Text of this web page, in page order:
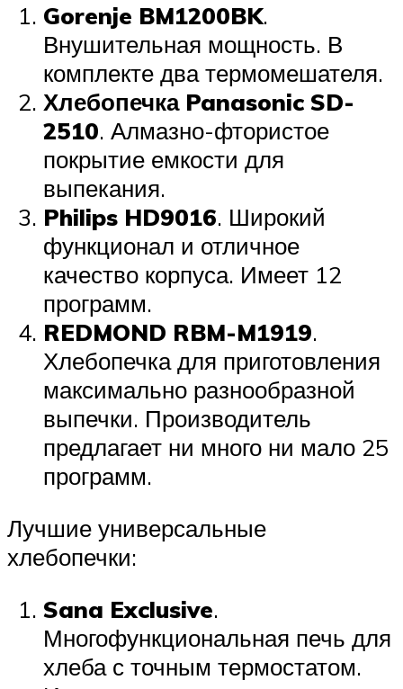
Gorenje BM1200BK.
Внушительная мощность. В
комплекте два термомешателя.
Хлебопечка Panasonic SD-
2510. Алмазно-фтористое
покрытие емкости для
выпекания.
Philips HD9016. Широкий
функционал и отличное
качество корпуса. Имеет 12
программ.
REDMOND RBM-M1919.
Хлебопечка для приготовления
максимально разнообразной
выпечки. Производитель
предлагает ни много ни мало 25
программ.
Лучшие универсальные
хлебопечки:
Sana Exclusive.
Многофункциональная печь для
хлеба с точным термостатом.